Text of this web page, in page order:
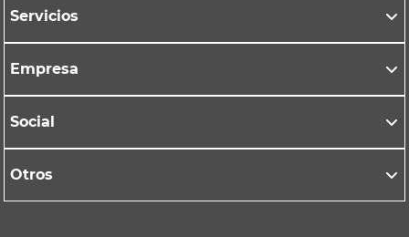
Servicios
Empresa
Social
Otros